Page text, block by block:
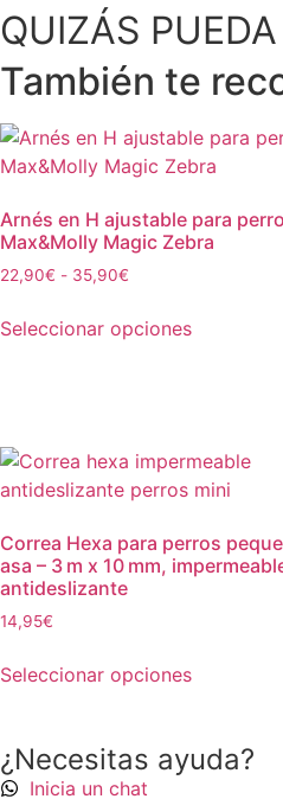
QUIZÁS
También te
Arnés en H ajustable para
Max&Molly Magic Zebra
22,90€ - 35,90€
Seleccionar opciones
Correa Hexa para perros
asa – 3 m x 10 mm,
antideslizante
14,95€
Seleccionar opciones
¿Necesitas ayuda?
Inicia un chat